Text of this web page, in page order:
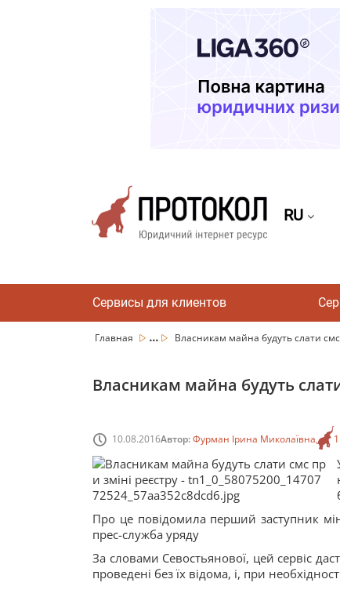
RU
Сервисы для клиентов
Главная ... Власникам майна будуть слати смс
Власникам майна будуть
10.08.2016Автор:Фурман Ірина Миколаївна 1
Про це повідомила перший заступник
прес-служба уряду
За словами Севостьянової, цей сервіс
проведені без їх відома, і, при